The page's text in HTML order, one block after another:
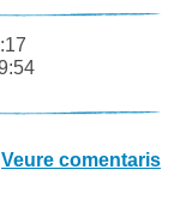
Veure comentaris